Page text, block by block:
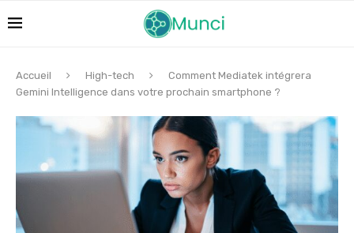
Accueil High-tech
Comment Mediatek intégrera
Gemini Intelligence dans votre prochain smartphone ?